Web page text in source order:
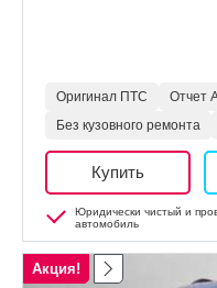
Оригинал ПТС
Отчет
Без кузовного ремонта
Купить
Юридически чистый и
автомобиль
Акция!